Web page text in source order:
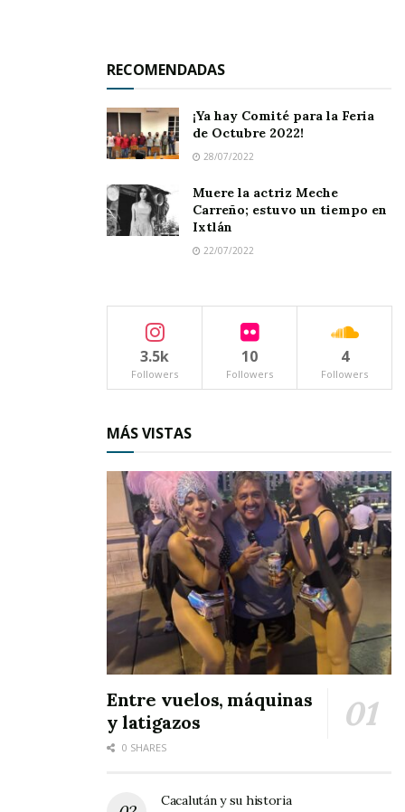
acción el Gobierno de la Gente refrenda su
compromiso de combatir frontalmente la
impunidad y llevar ante la justicia a quienes
RECOMENDADAS
¡Ya hay Comité para la Feria
de Octubre 2022!
28/07/2022
Muere la actriz Meche
Carreño; estuvo un tiempo en
Ixtlán
22/07/2022
3.5k
Followers
10
Followers
4
Followers
MÁS VISTAS
Entre vuelos, máquinas
y latigazos
0 SHARES
Cacalután y su historia